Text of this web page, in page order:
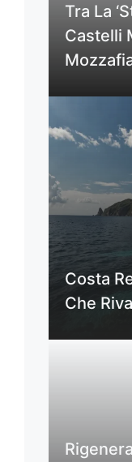
Tra La
Castelli
Costa
Che